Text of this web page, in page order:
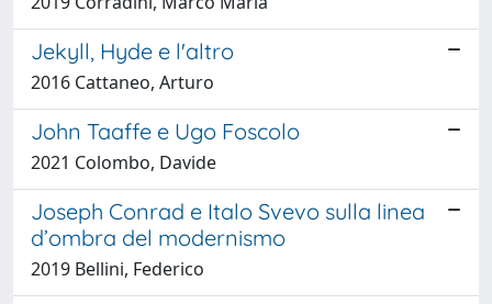
Jekyll, Hyde e l'altro
2016 Cattaneo, Arturo
John Taaffe e Ugo Foscolo
2021 Colombo, Davide
Joseph Conrad e Italo Svevo sulla linea
d’ombra del modernismo
2019 Bellini, Federico